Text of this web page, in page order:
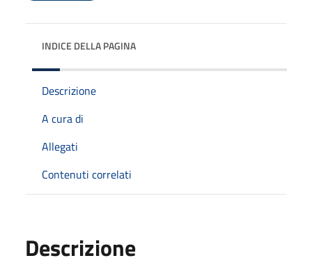
INDICE DELLA PAGINA
Descrizione
A cura di
Allegati
Contenuti correlati
Descrizione